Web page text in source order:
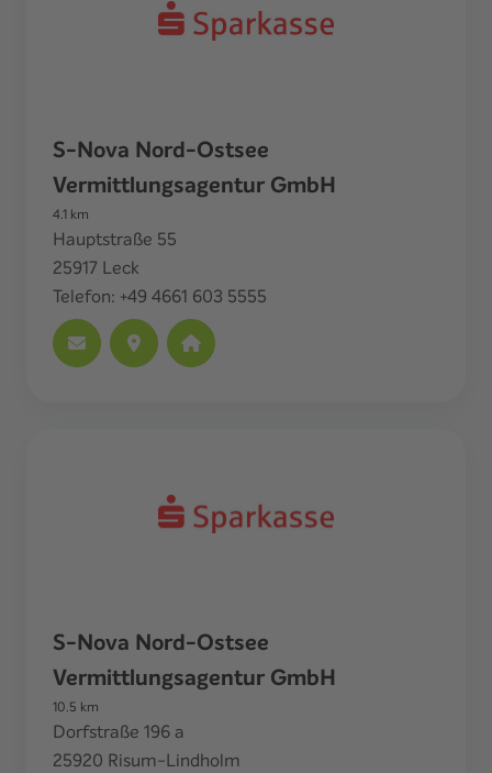
S-Nova Nord-Ostsee
Vermittlungsagentur GmbH
4.1 km
Hauptstraße 55
25917 Leck
Telefon: +49 4661 603 5555
S-Nova Nord-Ostsee
Vermittlungsagentur GmbH
10.5 km
Dorfstraße 196 a
25920 Risum-Lindholm